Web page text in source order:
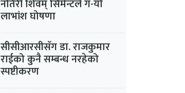
नतिरी शिवम् सिमेन्टले ग-यो
लाभांश घोषणा
सीसीआरसीसँग डा. राजकुमार
राईको कुनै सम्बन्ध नरहेको
स्पष्टीकरण